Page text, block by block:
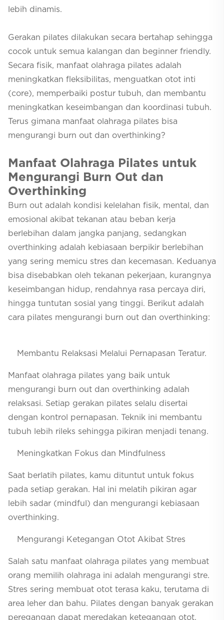
lebih dinamis.
Gerakan pilates dilakukan secara bertahap sehingga
cocok untuk semua kalangan dan beginner friendly.
Secara fisik, manfaat olahraga pilates adalah
meningkatkan fleksibilitas, menguatkan otot inti
(core), memperbaiki postur tubuh, dan membantu
meningkatkan keseimbangan dan koordinasi tubuh.
Terus gimana manfaat olahraga pilates bisa
mengurangi burn out dan overthinking?
Manfaat Olahraga Pilates untuk
Mengurangi Burn Out dan
Overthinking
Burn out adalah kondisi kelelahan fisik, mental, dan
emosional akibat tekanan atau beban kerja
berlebihan dalam jangka panjang, sedangkan
overthinking adalah kebiasaan berpikir berlebihan
yang sering memicu stres dan kecemasan. Keduanya
bisa disebabkan oleh tekanan pekerjaan, kurangnya
keseimbangan hidup, rendahnya rasa percaya diri,
hingga tuntutan sosial yang tinggi. Berikut adalah
cara pilates mengurangi burn out dan overthinking:
Membantu Relaksasi Melalui Pernapasan Teratur.
Manfaat olahraga pilates yang baik untuk
mengurangi burn out dan overthinking adalah
relaksasi. Setiap gerakan pilates selalu disertai
dengan kontrol pernapasan. Teknik ini membantu
tubuh lebih rileks sehingga pikiran menjadi tenang.
Meningkatkan Fokus dan Mindfulness
Saat berlatih pilates, kamu dituntut untuk fokus
pada setiap gerakan. Hal ini melatih pikiran agar
lebih sadar (mindful ) dan mengurangi kebiasaan
overthinking.
Mengurangi Ketegangan Otot Akibat Stres
Salah satu manfaat olahraga pilates yang membuat
orang memilih olahraga ini adalah mengurangi stre.
Stres sering membuat otot terasa kaku, terutama di
area leher dan bahu. Pilates dengan banyak gerakan
peregangan dapat meredakan ketegangan otot.